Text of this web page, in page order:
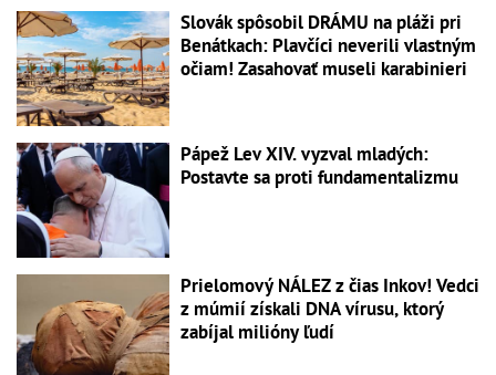
Slovák spôsobil DRÁMU na pláži pri
Benátkach: Plavčíci neverili vlastným
očiam! Zasahovať museli karabinieri
Pápež Lev XIV. vyzval mladých:
Postavte sa proti fundamentalizmu
Prielomový NÁLEZ z čias Inkov! Vedci
z múmií získali DNA vírusu, ktorý
zabíjal milióny ľudí